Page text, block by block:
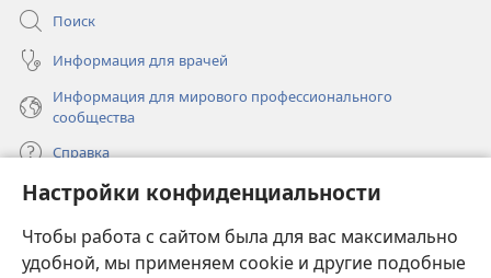
Настройки конфиденциальности
Чтобы работа с сайтом была для вас максимально
удобной, мы применяем cookie и другие подобные
Поиск
Информация для врачей
Информация для мирового профессионального
сообщества
Справка
Пожертвования
в
новомОНЛАЙН-БИБЛИОТЕКА Сторожевой башни